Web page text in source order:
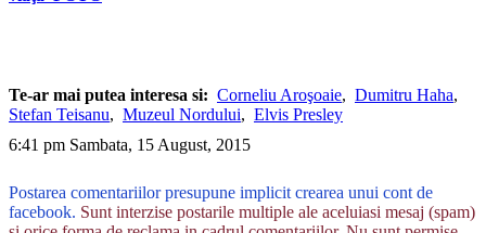
Te-ar mai putea interesa si: Corneliu Aroşoaie, Dumitru Haha,
Stefan Teisanu, Muzeul Nordului, Elvis Presley
6:41 pm Sambata, 15 August, 2015
Postarea comentariilor presupune implicit crearea unui cont de
facebook. Sunt interzise postarile multiple ale aceluiasi mesaj (spam)